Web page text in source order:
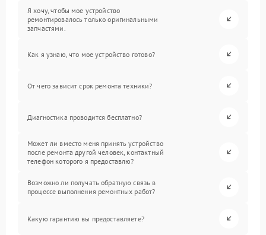
Я хочу, чтобы мое устройство
ремонтировалось только оригинальными
запчастями.
Как я узнаю, что мое устройство готово?
От чего зависит срок ремонта техники?
Диагностика проводится бесплатно?
Может ли вместо меня принять устройство
после ремонта другой человек, контактный
телефон которого я предоставлю?
Возможно ли получать обратную связь в
процессе выполнения ремонтных работ?
Какую гарантию вы предоставляете?